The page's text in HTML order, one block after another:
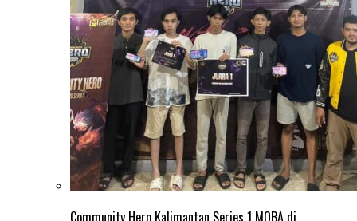
Community Hero Kalimantan Series 1 MOBA di